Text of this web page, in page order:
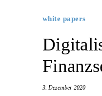
white papers
3. Dezember 2020